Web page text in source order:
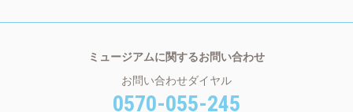
ミュージアムに関するお問い合わせ
お問い合わせダイヤル
0570-055-245